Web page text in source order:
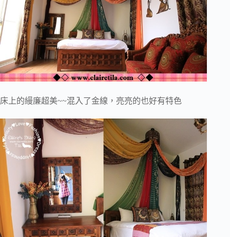
床上的縵廉超美~~混入了金線，亮亮的也好有特色